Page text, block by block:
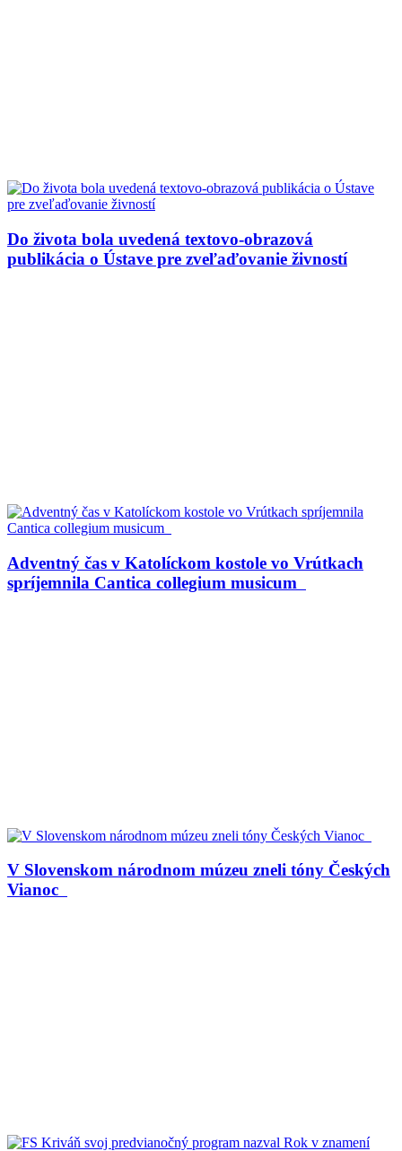
Do života bola uvedená textovo-obrazová
publikácia o Ústave pre zveľaďovanie živností
Adventný čas v Katolíckom kostole vo Vrútkach
spríjemnila Cantica collegium musicum
V Slovenskom národnom múzeu zneli tóny Českých
Vianoc